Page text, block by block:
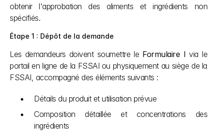
obtenir l'approbation des aliments et ingrédients non
spécifiés.
Étape 1 : Dépôt de la demande
Les demandeurs doivent soumettre le Formulaire I via le
portail en ligne de la FSSAI ou physiquement au siège de la
FSSAI, accompagné des éléments suivants :
Détails du produit et utilisation prévue
Composition détaillée et concentrations des
ingrédients